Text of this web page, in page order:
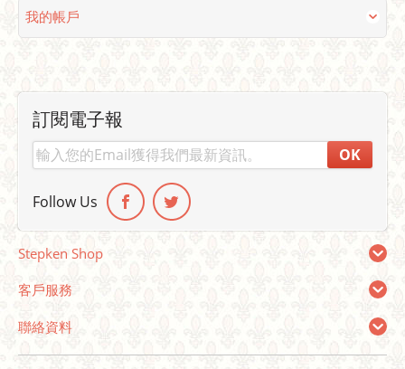
我的帳戶
訂閱電子報
OK
Follow Us
Stepken Shop
客戶服務
聯絡資料